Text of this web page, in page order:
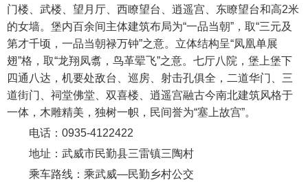
门楼、武楼、望月厅、西瞭望台、逍遥宫、东瞭望台和高2米
的女墙。堡内百余间主体建筑布局为“一品当朝”，取“三元及
第才千顷，一品当朝禄万钟”之意。立体结构呈“凤凰单展
翅”格，取“龙翔凤翥，鸟革翚飞”之意。七厅八院，堡上堡下
四通八达，机要处敌台、巡房、射击孔俱全，二道华门、三
道街门、祠堂佛堂、双喜楼、逍遥宫融古今南北建筑风格于
一体，木雕精美，独树一帜，民间誉为“塞上故宫”。
电话：0935-4122422
地址：武威市民勤县三雷镇三陶村
乘车路线：乘武威—民勤乡村公交